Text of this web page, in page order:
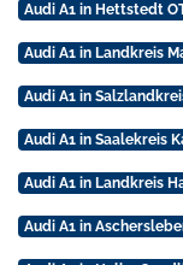
Audi A1 in Hettstedt
Audi A1 in Landkreis
Audi A1 in
Audi A1 in Saalekreis
Audi A1 in Landkreis
Audi A1 in